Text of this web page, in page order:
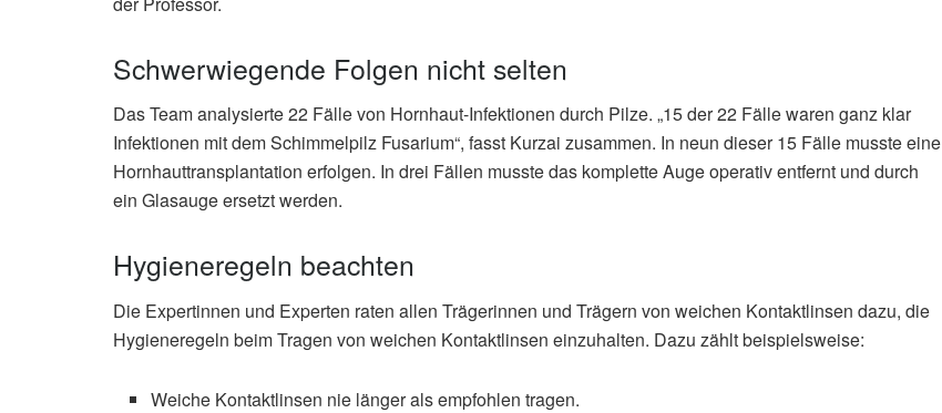
Schwerwiegende Folgen nicht selten
Das Team analysierte 22 Fälle von Hornhaut-Infektionen durch Pilze. „15 der 22 Fälle waren ganz klar
Infektionen mit dem Schimmelpilz Fusarium“, fasst Kurzai zusammen. In neun dieser 15 Fälle musste eine
Hornhauttransplantation erfolgen. In drei Fällen musste das komplette Auge operativ entfernt und durch
ein Glasauge ersetzt werden.
Hygieneregeln beachten
Die Expertinnen und Experten raten allen Trägerinnen und Trägern von weichen Kontaktlinsen dazu, die
Hygieneregeln beim Tragen von weichen Kontaktlinsen einzuhalten. Dazu zählt beispielsweise:
Weiche Kontaktlinsen nie länger als empfohlen tragen.